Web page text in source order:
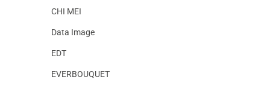
CHI MEI
Data Image
EDT
EVERBOUQUET